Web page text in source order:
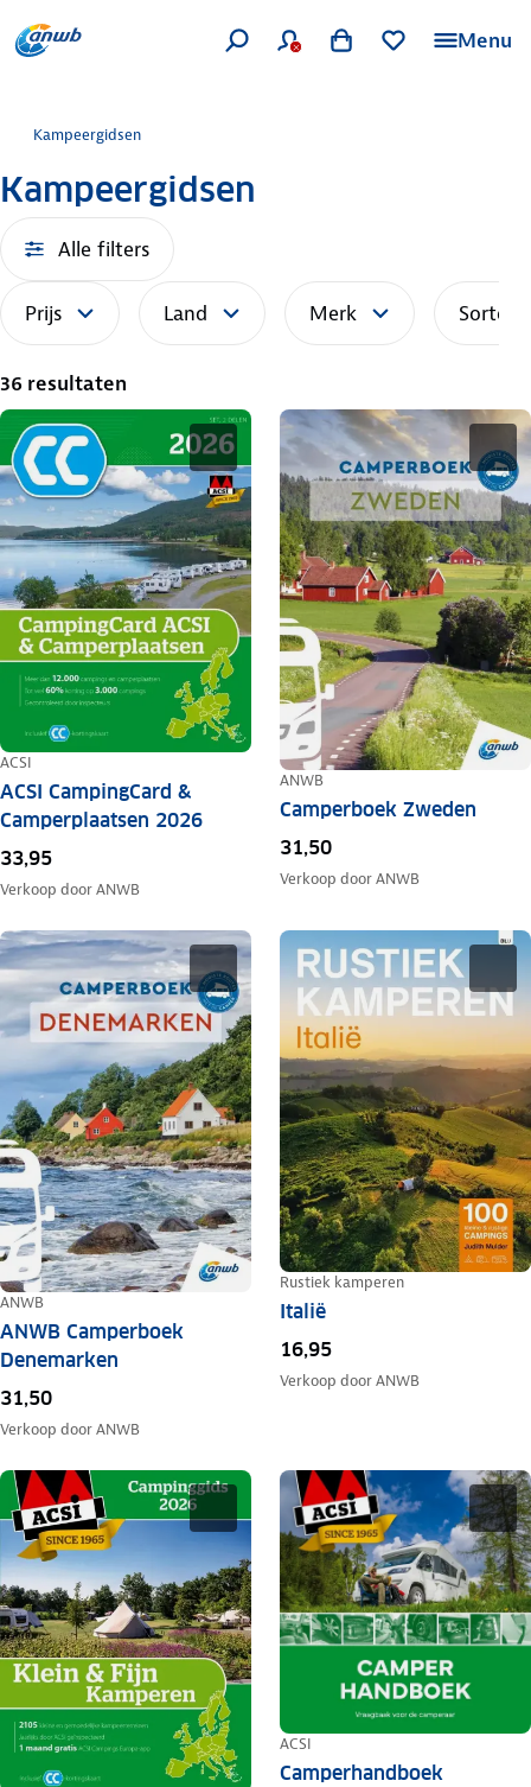
Menu
Kampeergidsen
Kampeergidsen
Alle filters
Prijs Land Merk
36 resultaten
ACSI
ACSI CampingCard &
Camperplaatsen 2026
33,95
Verkoop doorANWB
ANWB
Camperboek Zweden
31,50
Verkoop doorANWB
ANWB
ANWB Camperboek
Denemarken
31,50
Verkoop doorANWB
Rustiek kamperen
Italië
16,95
Verkoop doorANWB
ACSI
Camperhandboek